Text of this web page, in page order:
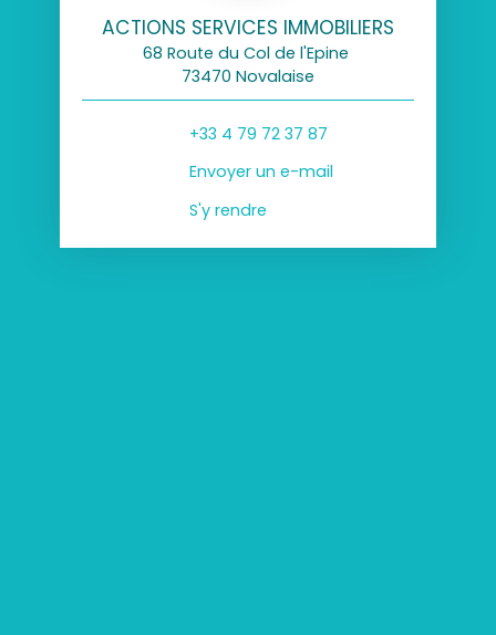
ACTIONS SERVICES IMMOBILIERS
68 Route du Col de l'Epine
73470 Novalaise
+33 4 79 72 37 87
Envoyer un e-mail
S'y rendre